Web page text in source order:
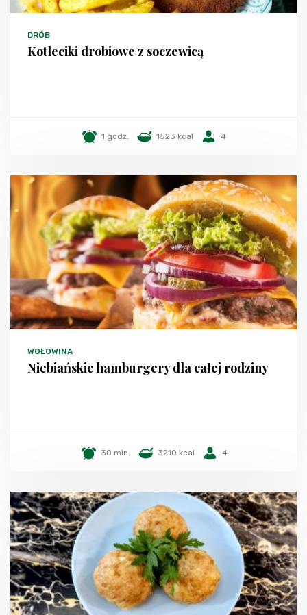
DRÓB
Kotleciki drobiowe z soczewicą
1 godz. 1523 kcal 4
WOŁOWINA
Niebiańskie hamburgery dla całej rodziny
30 min. 3210 kcal 4